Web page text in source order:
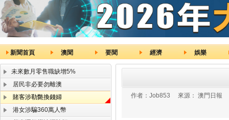
新聞首頁 澳聞 要聞 經濟 娛樂
未來數月零售職缺增5%
居民非必要勿離澳
賭客涉勒斃換錢婦
港女涉騙360萬人幣
作者： Job853 來源： 澳門日報